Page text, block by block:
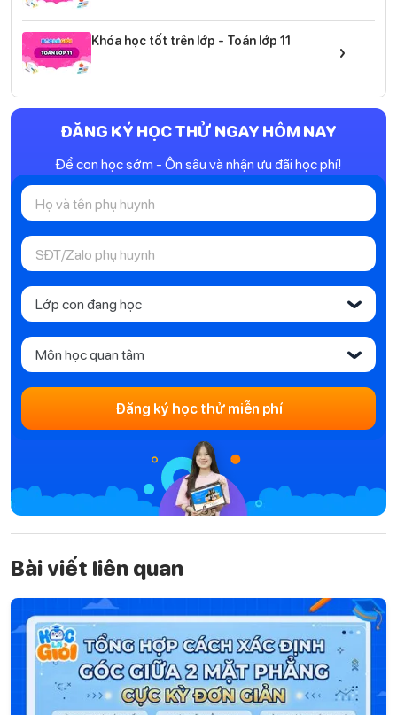
Khóa học tốt trên lớp - Toán lớp 11 ›
ĐĂNG KÝ HỌC THỬ NGAY HÔM NAY
Để con học sớm - Ôn sâu và nhận ưu đãi học phí!
Lớp con đang học ‹
Môn học quan tâm ‹
Đăng ký học thử miễn phí
Bài viết liên quan